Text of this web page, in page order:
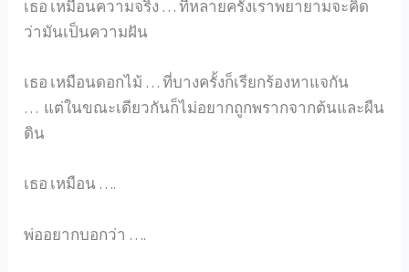
เธอ เหมือนความจริง … ที่หลายครั้งเราพยายามจะคิด
ว่ามันเป็นความฝัน
เธอ เหมือนดอกไม้ … ที่บางครั้งก็เรียกร้องหาแจกัน
… แต่ในขณะเดียวกันก็ไม่อยากถูกพรากจากต้นและผืน
ดิน
เธอ เหมือน ….
พ่ออยากบอกว่า ….